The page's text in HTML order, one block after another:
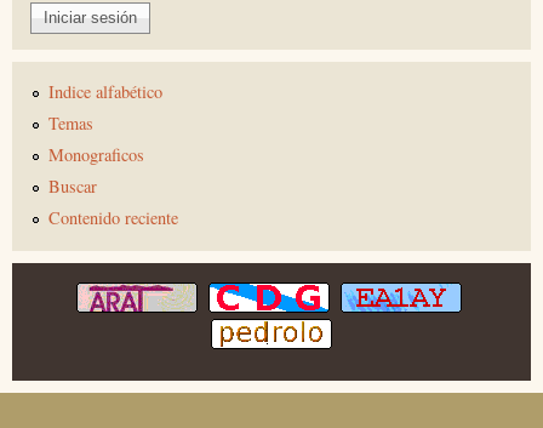
Indice alfabético
Temas
Monograficos
Buscar
Contenido reciente